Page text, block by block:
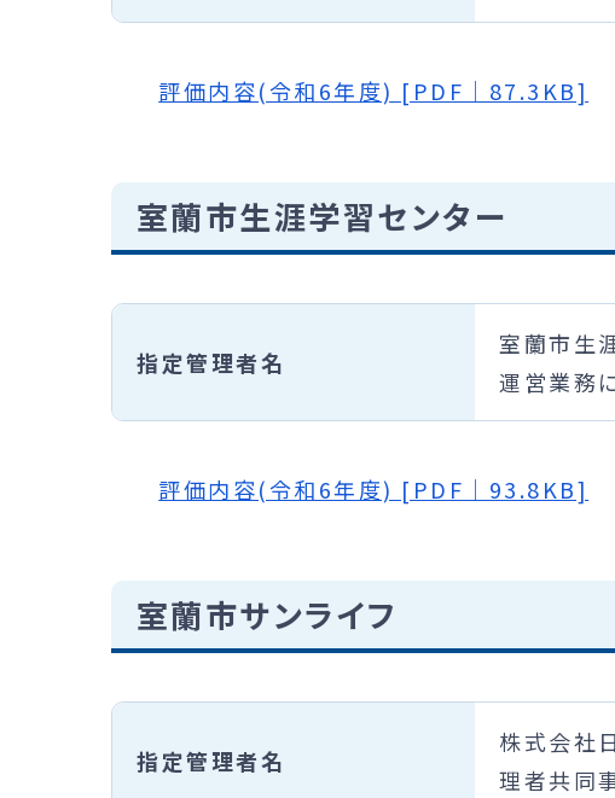
評価内容(令和6年度) [PDF｜87.3KB]
室蘭市生涯学習センター
指定管理者名
室蘭市生
運営業務
評価内容(令和6年度) [PDF｜93.8KB]
室蘭市サンライフ
指定管理者名
株式会社
理者共同